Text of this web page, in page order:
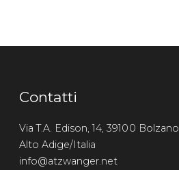
Contatti
Via T.A. Edison, 14, 39100 Bolzano
Alto Adige/Italia
info@atzwanger.net